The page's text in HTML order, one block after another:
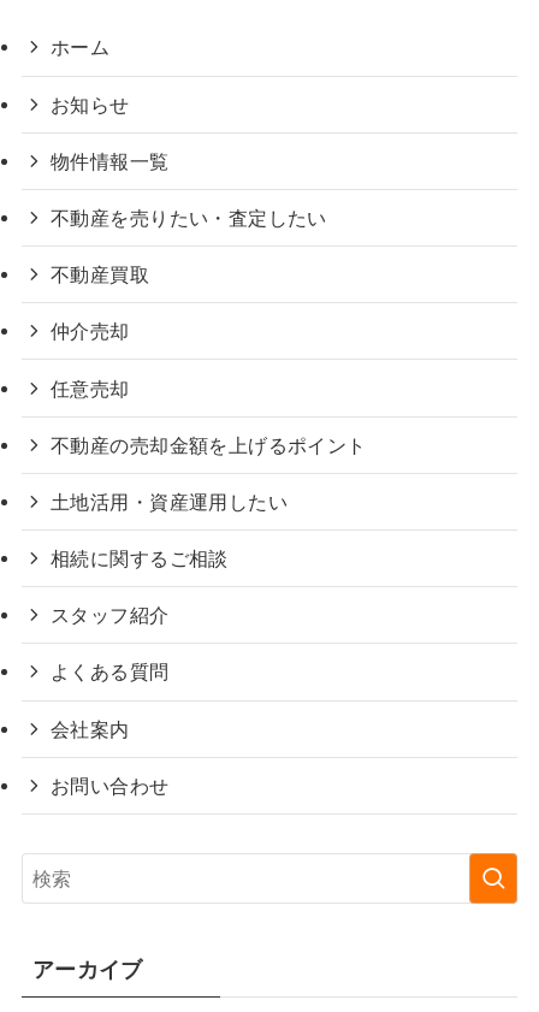
ホーム
お知らせ
物件情報一覧
不動産を売りたい・査定したい
不動産買取
仲介売却
任意売却
不動産の売却金額を上げるポイント
土地活用・資産運用したい
相続に関するご相談
スタッフ紹介
よくある質問
会社案内
お問い合わせ
アーカイブ